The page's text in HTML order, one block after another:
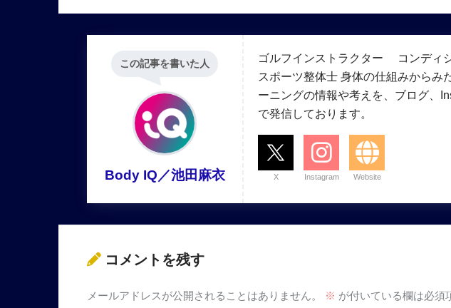
この記事を書いた人
Body IQ／池田麻衣
ゴルフインストラクター コンディ
スポーツ整体士 身体の仕組みからみ
ーニングの情報や考えを、ブログ、
で発信しております。
X Instagram Website
コメントを残す
メールアドレスが公開されることはありません。 ※ が付いている欄は必須